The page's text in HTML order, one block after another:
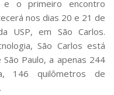
o primeiro encontro
nos dias 20 e 21 de
USP, em São Carlos.
São Carlos está
Paulo, a apenas 244
146 quilômetros de